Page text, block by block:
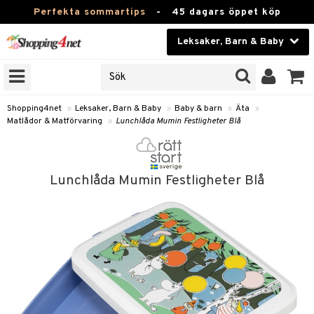
Perfekta sommartips - 45 dagars öppet köp
Leksaker, Barn & Baby
Skönhet
Kontaktlinser
Leksaker, Barn & Baby
Varumärken
Kampanjer
Shopping4net » Leksaker, Barn & Baby » Baby & barn » Äta
»
Matlådor & Matförvaring
» Lunchlåda Mumin Festligheter Blå
Lunchlåda Mumin Festligheter Blå
& Matförvaring